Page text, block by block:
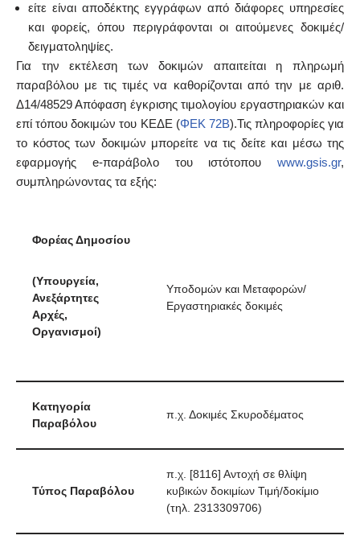
είτε είναι αποδέκτης εγγράφων από διάφορες υπηρεσίες
και φορείς, όπου περιγράφονται οι αιτούμενες δοκιμές/
δειγματοληψίες.
Για την εκτέλεση των δοκιμών απαιτείται η πληρωμή
παραβόλου με τις τιμές να καθορίζονται από την με αριθ.
Δ14/48529 Απόφαση έγκρισης τιμολογίου εργαστηριακών και
επί τόπου δοκιμών του ΚΕΔΕ (ΦΕΚ 72Β).Τις πληροφορίες για
το κόστος των δοκιμών μπορείτε να τις δείτε και μέσω της
εφαρμογής e-παράβολο του ιστότοπου www.gsis.gr,
συμπληρώνοντας τα εξής:
Φορέας Δημοσίου
(Υπουργεία,
Ανεξάρτητες
Αρχές,
Οργανισμοί)
Υποδομών και Μεταφορών/
Εργαστηριακές δοκιμές
Κατηγορία
Παραβόλου
π.χ. Δοκιμές Σκυροδέματος
Τύπος Παραβόλου
π.χ. [8116] Αντοχή σε θλίψη
κυβικών δοκιμίων Τιμή/δοκίμιο
(τηλ. 2313309706)